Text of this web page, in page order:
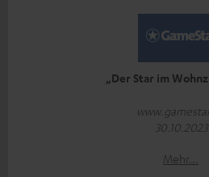
„Der Star im
30.10.2023
Mehr...